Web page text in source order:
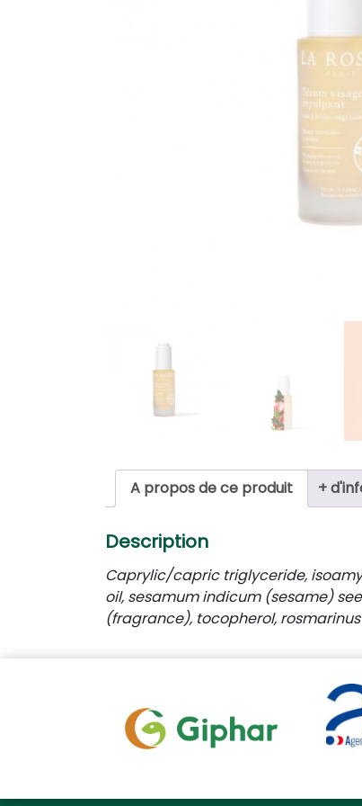
A propos de ce produit +
Description
Caprylic/capric triglyceride,
oil, sesamum indicum (sesame)
(fragrance), tocopherol,